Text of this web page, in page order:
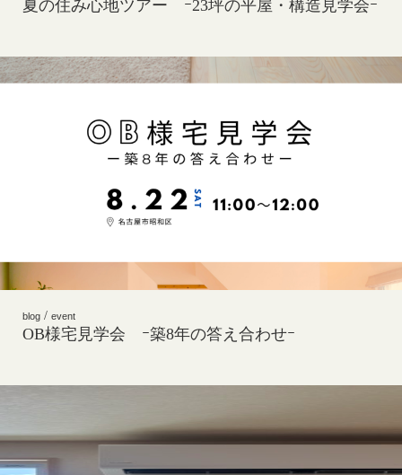
夏の住み心地ツアー ｰ23坪の平屋・構造見学会ｰ
blog / event
OB様宅見学会 ｰ築8年の答え合わせｰ